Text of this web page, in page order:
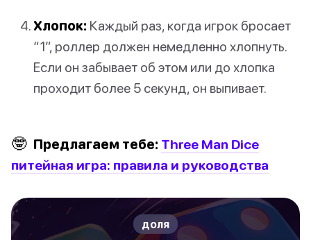
Хлопок: Каждый раз, когда игрок бросает
“1”, роллер должен немедленно хлопнуть.
Если он забывает об этом или до хлопка
проходит более 5 секунд, он выпивает.
🤓 Предлагаем тебе: Three Man Dice
питейная игра: правила и руководства
доля